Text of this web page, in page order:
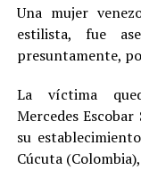
Una mujer
estilista, fue
presuntamente,
La víctima
Mercedes
su
Cúcuta